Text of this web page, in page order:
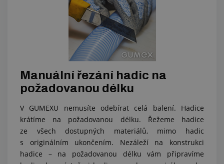
Manuální řezání hadic na
požadovanou délku
V GUMEXU nemusíte odebírat celá balení. Hadice
krátíme na požadovanou délku. Řežeme hadice
ze všech dostupných materiálů, mimo hadic
s originálním ukončením. Nezáleží na konstrukci
hadice – na požadovanou délku vám připravíme